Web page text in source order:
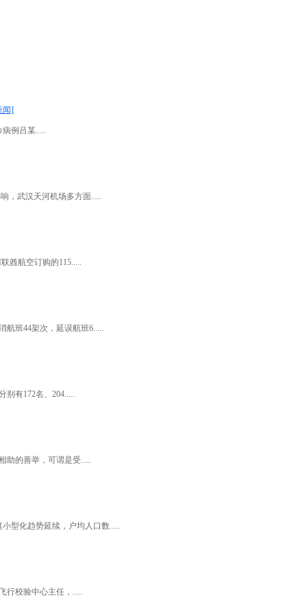
闻]
例吕某.....
，武汉天河机场多方面.....
酋航空订购的115.....
班44架次，延误航班6.....
有172名、204.....
的善举，可谓是受.....
化趋势延续，户均人口数.....
校验中心主任，.....